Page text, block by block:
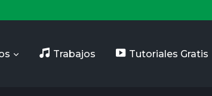
Trabajos Tutoriales Gratis